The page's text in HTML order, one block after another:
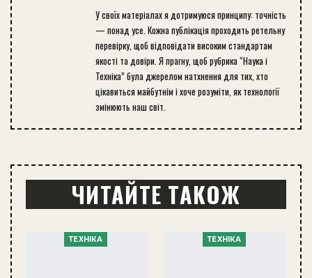
У своїх матеріалах я дотримуюся принципу: точність
— понад усе. Кожна публікація проходить ретельну
перевірку, щоб відповідати високим стандартам
якості та довіри. Я прагну, щоб рубрика “Наука і
Техніка” була джерелом натхнення для тих, хто
цікавиться майбутнім і хоче розуміти, як технології
змінюють наш світ.
ЧИТАЙТЕ ТАКОЖ
ТЕХНІКА ТЕХНІКА